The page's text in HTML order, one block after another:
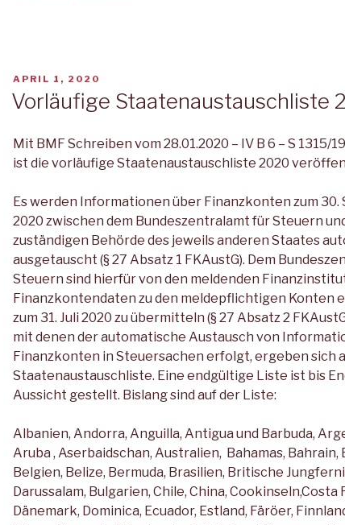
VERÖFFENTLICHT
APRIL 1, 2020
Vorläufige Staatenaustauschliste
Mit BMF Schreiben vom 28.01.2020 – IV B 6 – S 1315/
ist die vorläufige Staatenaustauschliste 2020
Es werden Informationen über Finanzkonten zum 30.
2020 zwischen dem Bundeszentralamt für Steuern
zuständigen Behörde des jeweils anderen Staates
ausgetauscht (§ 27 Absatz 1 FKAustG). Dem
Steuern sind hierfür von den meldenden
Finanzkontendaten zu den meldepflichtigen Konten
zum 31. Juli 2020 zu übermitteln (§ 27 Absatz 2
mit denen der automatische Austausch von
Finanzkonten in Steuersachen erfolgt, ergeben sich
Staatenaustauschliste. Eine endgültige Liste ist bis
Aussicht gestellt. Bislang sind auf der Liste:
Albanien, Andorra, Anguilla, Antigua und Barbuda,
Aruba , Aserbaidschan, Australien, Bahamas, Bahrain,
Belgien, Belize, Bermuda, Brasilien, Britische
Darussalam, Bulgarien, Chile, China, Cookinseln,Costa
Dänemark, Dominica, Ecuador, Estland, Färöer,